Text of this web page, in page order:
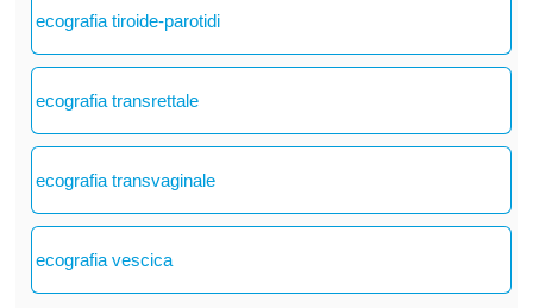
ecografia tiroide-parotidi
ecografia transrettale
ecografia transvaginale
ecografia vescica